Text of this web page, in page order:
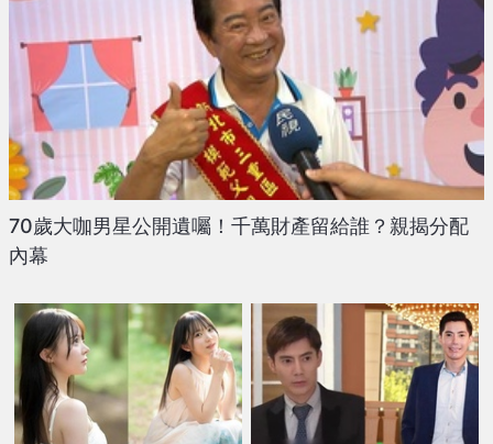
70歲大咖男星公開遺囑！千萬財產留給誰？親揭分配
內幕